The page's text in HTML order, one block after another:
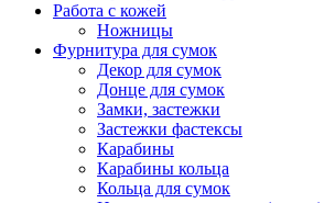
Работа с кожей
Ножницы
Фурнитура для сумок
Декор для сумок
Донце для сумок
Замки, застежки
Застежки фастексы
Карабины
Карабины кольца
Кольца для сумок